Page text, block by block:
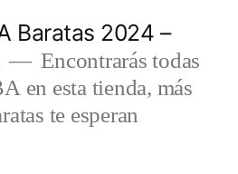
Baratas 2024 –
Encontrarás todas
en esta tienda, más
te esperan